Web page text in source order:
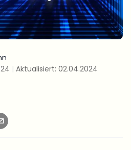
| Aktualisiert: 02.04.2024